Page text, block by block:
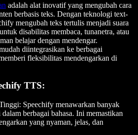
adalah alat inovatif yang mengubah cara
berbasis teks. Dengan teknologi text-
mengubah teks tertulis menjadi suara
disabilitas membaca, tunanetra, atau
belajar dengan mendengar.
diintegrasikan ke berbagai
fleksibilitas mendengarkan di
TTS:
: Speechify menawarkan banyak
berbagai bahasa. Ini memastikan
yang nyaman, jelas, dan